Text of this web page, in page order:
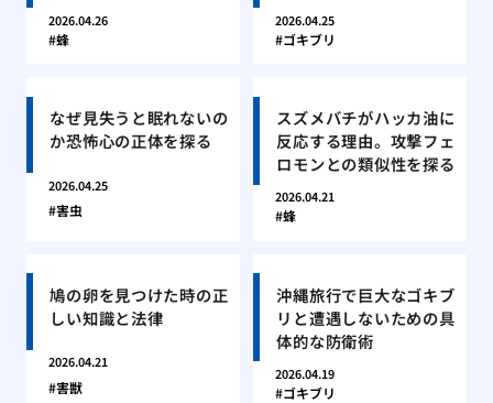
2026.04.26
蜂
2026.04.25
ゴキブリ
なぜ見失うと眠れないの
か恐怖心の正体を探る
2026.04.25
害虫
スズメバチがハッカ油に
反応する理由。攻撃フェ
ロモンとの類似性を探る
2026.04.21
蜂
鳩の卵を見つけた時の正
しい知識と法律
2026.04.21
害獣
沖縄旅行で巨大なゴキブ
リと遭遇しないための具
体的な防衛術
2026.04.19
ゴキブリ